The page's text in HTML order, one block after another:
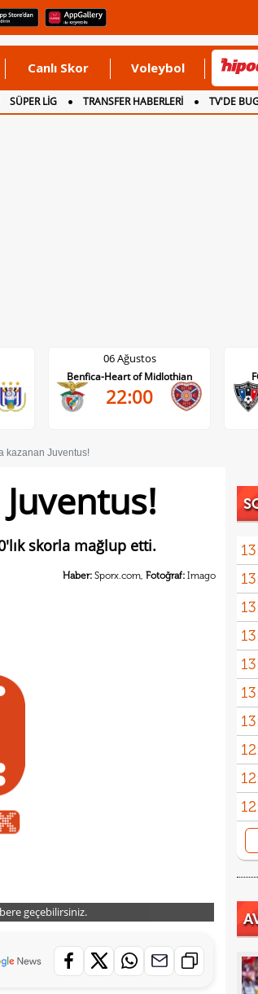
Canlı Skor Voleybol
SÜPER LİG TRANSFER HABERLERİ TV'DE
06 Ağustos
FC Inter Turku-FC Vaduz
18:00
kazanan Juventus!
skorla mağlup etti.
Haber: Sporx.com, Fotoğraf: Imago
geçebilirsiniz.
hiç
çıktı